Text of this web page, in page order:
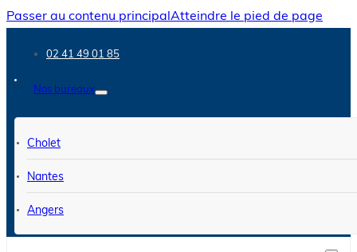
Passer au contenu principal Atteindre le pied de page
02 41 49 01 85
Nos bureaux
Cholet
Nantes
Angers